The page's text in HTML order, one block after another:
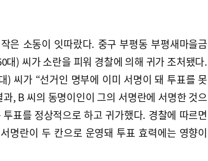
은 소동이 잇따랐다. 중구 부평동 부평새마을금
대) 씨가 소란을 피워 경찰에 의해 귀가 조처됐다.
) 씨가 “선거인 명부에 이미 서명이 돼 투표를 못
, B 씨의 동명이인이 그의 서명란에 서명한 것으
표를 정상적으로 하고 귀가했다. 경찰에 따르면
명란이 두 칸으로 운영돼 투표 효력에는 영향이